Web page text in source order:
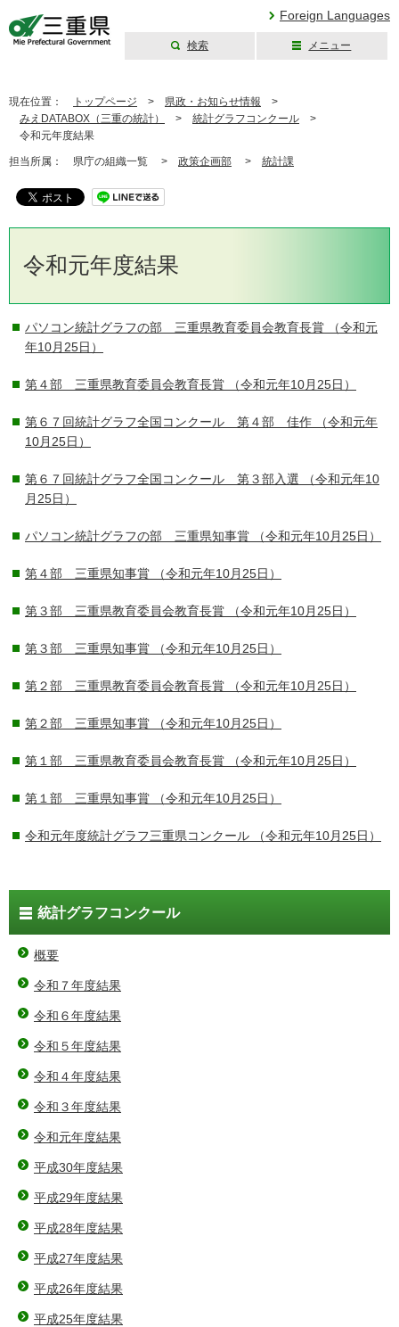
Foreign Languages
検索 メニュー
現在位置： トップページ > 県政・お知らせ情報 >
みえDATABOX（三重の統計）
> 統計グラフコンクール >
令和元年度結果
担当所属： 県庁の組織一覧 > 政策企画部 > 統計課
令和元年度結果
パソコン統計グラフの部 三重県教育委員会教育長賞 （令和元
年10月25日）
第４部 三重県教育委員会教育長賞 （令和元年10月25日）
第６７回統計グラフ全国コンクール 第４部 佳作 （令和元年
10月25日）
第６７回統計グラフ全国コンクール 第３部入選 （令和元年10
月25日）
パソコン統計グラフの部 三重県知事賞 （令和元年10月25日）
第４部 三重県知事賞 （令和元年10月25日）
第３部 三重県教育委員会教育長賞 （令和元年10月25日）
第３部 三重県知事賞 （令和元年10月25日）
第２部 三重県教育委員会教育長賞 （令和元年10月25日）
第２部 三重県知事賞 （令和元年10月25日）
第１部 三重県教育委員会教育長賞 （令和元年10月25日）
第１部 三重県知事賞 （令和元年10月25日）
令和元年度統計グラフ三重県コンクール （令和元年10月25日）
統計グラフコンクール
概要
令和７年度結果
令和６年度結果
令和５年度結果
令和４年度結果
令和３年度結果
令和元年度結果
平成30年度結果
平成29年度結果
平成28年度結果
平成27年度結果
平成26年度結果
平成25年度結果